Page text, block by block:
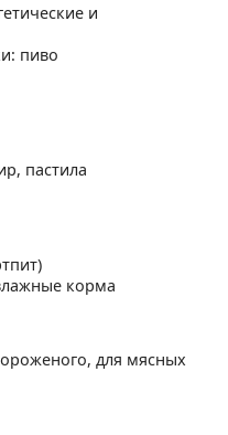
и
пиво
пастила
корма
для мясных